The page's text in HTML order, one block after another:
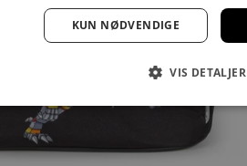
KUN NØDVENDIGE
VIS DETALJER